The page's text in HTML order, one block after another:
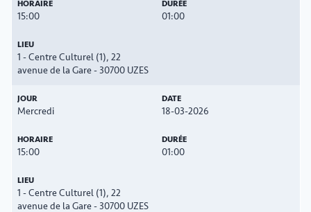
15:00 01:00
1 - Centre Culturel (1), 22
avenue de la Gare - 30700 UZES
Mercredi 18-03-2026
15:00 01:00
1 - Centre Culturel (1), 22
avenue de la Gare - 30700 UZES